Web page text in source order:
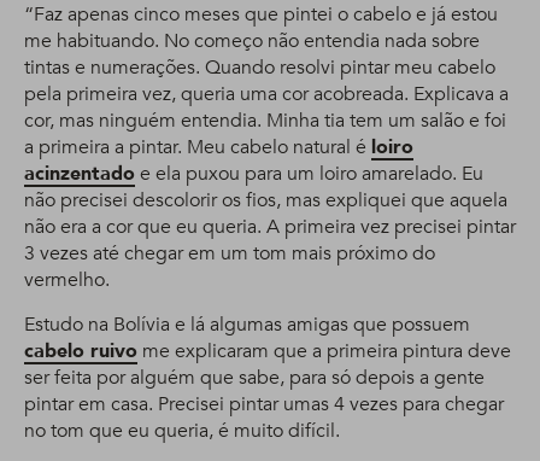
“Faz apenas cinco meses que pintei o cabelo e já estou
me habituando. No começo não entendia nada sobre
tintas e numerações. Quando resolvi pintar meu cabelo
pela primeira vez, queria uma cor acobreada. Explicava a
cor, mas ninguém entendia. Minha tia tem um salão e foi
a primeira a pintar. Meu cabelo natural é loiro
acinzentado e ela puxou para um loiro amarelado. Eu
não precisei descolorir os fios, mas expliquei que aquela
não era a cor que eu queria. A primeira vez precisei pintar
3 vezes até chegar em um tom mais próximo do
vermelho.
Estudo na Bolívia e lá algumas amigas que possuem
cabelo ruivo me explicaram que a primeira pintura deve
ser feita por alguém que sabe, para só depois a gente
pintar em casa. Precisei pintar umas 4 vezes para chegar
no tom que eu queria, é muito difícil.